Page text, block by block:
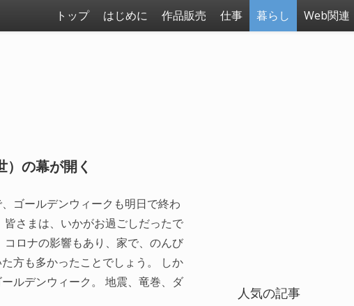
トップ はじめに 作品販売 仕事 暮らし Web関連
の幕が開く
ゴールデンウィークも明日で終わ
皆さまは、いかがお過ごしだったで
コロナの影響もあり、家で、のんび
方も多かったことでしょう。 しか
ルデンウィーク。 地震、竜巻、ダ
人気の記事